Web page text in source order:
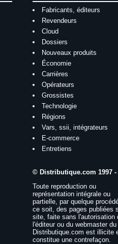
Fabricants, éditeurs
Revendeurs
Cloud
Dossiers
Nouveaux produits
Économie
Carrières
Opérateurs
Grossistes
Technologie
Régions
Vars, ssii, intégrateurs
E-commerce
Entretiens
© Distributique.com 1997 -
Toute reproduction ou
représentation intégrale ou
partielle, par quelque
ce soit, des pages publiées
site, faite sans l'autorisation
l'éditeur ou du webmaster
Distributique.com est illicite
constitue une contrefaçon.